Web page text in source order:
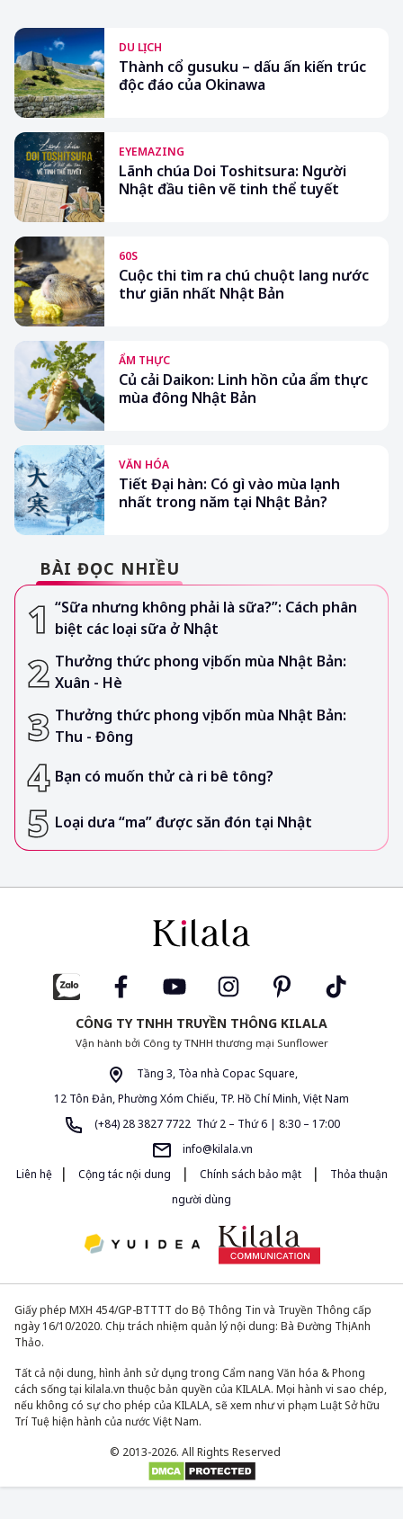
DU LỊCH
Thành cổ gusuku – dấu ấn kiến trúc
độc đáo của Okinawa
EYEMAZING
Lãnh chúa Doi Toshitsura: Người
Nhật đầu tiên vẽ tinh thể tuyết
60S
Cuộc thi tìm ra chú chuột lang nước
thư giãn nhất Nhật Bản
ẨM THỰC
Củ cải Daikon: Linh hồn của ẩm thực
mùa đông Nhật Bản
VĂN HÓA
Tiết Đại hàn: Có gì vào mùa lạnh
nhất trong năm tại Nhật Bản?
BÀI ĐỌC NHIỀU
“Sữa nhưng không phải là sữa?”: Cách phân
biệt các loại sữa ở Nhật
Thưởng thức phong vị bốn mùa Nhật Bản:
Xuân - Hè
Thưởng thức phong vị bốn mùa Nhật Bản:
Thu - Đông
Bạn có muốn thử cà ri bê tông?
Loại dưa “ma” được săn đón tại Nhật
CÔNG TY TNHH TRUYỀN THÔNG KILALA
Vận hành bởi Công ty TNHH thương mại Sunflower
Tầng 3, Tòa nhà Copac Square,
12 Tôn Đản, Phường Xóm Chiếu, TP. Hồ Chí Minh, Việt Nam
(+84) 28 3827 7722 Thứ 2 – Thứ 6 | 8:30 – 17:00
info@kilala.vn
Liên hệ
| Cộng tác nội dung | Chính sách bảo mật |
Thỏa thuận
người dùng
Giấy phép MXH 454/GP-BTTTT do Bộ Thông Tin và Truyền Thông cấp
ngày 16/10/2020. Chịu trách nhiệm quản lý nội dung: Bà Đường Thị Anh
Thảo.
Tất cả nội dung, hình ảnh sử dụng trong Cẩm nang Văn hóa & Phong
cách sống tại kilala.vn thuộc bản quyền của KILALA. Mọi hành vi sao chép,
nếu không có sự cho phép của KILALA, sẽ xem như vi phạm Luật Sở hữu
Trí Tuệ hiện hành của nước Việt Nam.
© 2013-2026. All Rights Reserved